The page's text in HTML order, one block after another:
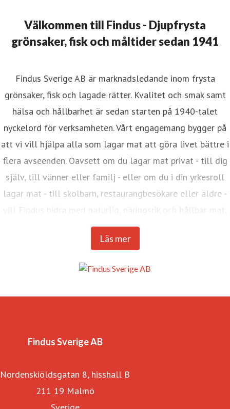
Välkommen till Findus - Djupfrysta
grönsaker, fisk och måltider sedan 1941
Läs mer
Findus Sverige AB är marknadsledande inom frysta
grönsaker, fisk och lagade rätter. Kvalitet och smak samt
hälsa och hållbarhet är sedan starten på 1940-talet
nyckelord för verksamheten. Vårt engagemang bygger på
att vi vill hjälpa alla som lagar mat att göra livet bättre i
flera avseenden. Oavsett om du lagar mat privat - till dig
själv, till vänner eller familj - eller om du i din yrkesroll
lagar mat - till skolbarn, restaurangbesökare eller äldre -
vill Findus bidra med naturlig, näringsrik och hållbar mat,
varje dag.
Foods Europe (NFE), Västeuropas största livsmedelsbolag
fabriker i Europa. Nomad Foods Europe marknadsför
Cocinera, Lutosa, Goodfella’s och Aunt Bessie’s.
Findus Sverige AB
Nordenskiöldsgatan 8, hisshall B
211 19 Malmö